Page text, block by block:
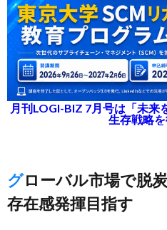
月刊LOGI-BIZ 7月号は「未来
生存戦略
グローバル市場で脱炭素技術・サービスの
存在感発揮目指す